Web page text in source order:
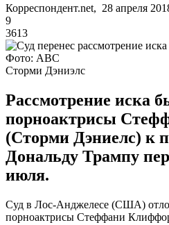
Корреспондент.net, 28 апреля
9
3613
Фото: ABC
Сторми Дэниэлс
Рассмотрение иска
порноактрисы
(Сторми Дэниелс) к
Дональду Трампу
июля.
Суд в Лос-Анджелесе (США)
порноактрисы Стеффани